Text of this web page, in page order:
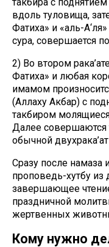
вдоль туловища,
Фатиха» и «аль-
сура, совершается
2) Во втором
Фатиха» и любая
имамом
(Аллаху Акбар) с
такбиром
Далее совершаются
обычной
Сразу после намаза
проповедь-хутбу из
завершающее
праздничной
жертвенных
Кому нужно